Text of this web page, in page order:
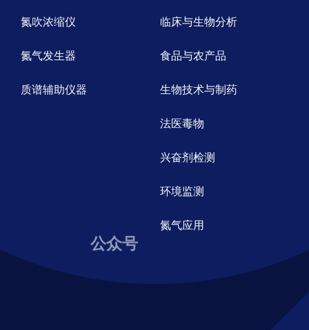
氮吹浓缩仪
氮气发生器
质谱辅助仪器
临床与生物分析
食品与农产品
生物技术与制药
法医毒物
兴奋剂检测
环境监测
氮气应用
公众号